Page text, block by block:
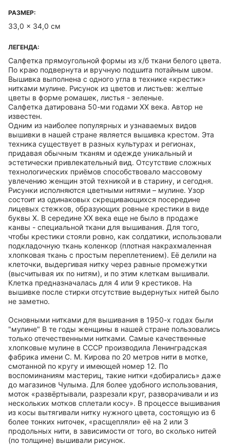
РАЗМЕР:
33,0 x 34,0 см
ЛЕГЕНДА:
Салфетка прямоугольной формы из х/б ткани белого цвета.
По краю подвернута и вручную подшита потайным швом.
Вышивка выполнена с одного угла в технике «крестик»
нитками мулине. Рисунок из цветов и листьев: желтые
цветы в форме ромашек, листья - зеленые.
Салфетка датирована 50-ми годами ХХ века. Автор не
известен.
Одним из наиболее популярных и узнаваемых видов
вышивки в нашей стране является вышивка крестом. Эта
техника существует в разных культурах и регионах,
придавая обычным тканям и одежде уникальный и
эстетически привлекательный вид. Отсутствие сложных
технологических приёмов способствовало массовому
увлечению женщин этой техникой и в старину, и сегодня.
Рисунки исполняются цветными нитями – мулине. Узор
состоит из одинаковых скрещивающихся посередине
лицевых стежков, образующих ровные крестики в виде
буквы Х. В середине ХХ века еще не было в продаже
канвы - специальной ткани для вышивания. Для того,
чтобы крестики стояли ровно, как солдатики, использовали
подкладочную ткань коленкор (плотная накрахмаленная
хлопковая ткань с простым переплетением). Её делили на
клеточки, выдергивая нитку через равные промежутки
(высчитывая их по нитям), и по этим клеткам вышивали.
Клетка предназначалась для 4 или 9 крестиков. На
вышивке после стирки отсутствие выдернутых нитей было
не заметно.
Основными нитками для вышивания в 1950-х годах были
"мулине" В те годы женщины в нашей стране пользовались
только отечественными нитками. Самые качественные
хлопковые мулине в СССР производила Ленинградская
фабрика имени С. М. Кирова по 20 метров нити в мотке,
смотанной по кругу и имеющей номер 12. По
воспоминаниям мастериц, такие нитки «добирались» даже
до магазинов Чулыма. Для более удобного использования,
моток «развёртывали, разрезали круг, разворачивали и из
нескольких мотков сплетали косу». В процессе вышивания
из косы вытягивали нитку нужного цвета, состоящую из 6
более тонких ниточек, «расщепляли» её на 2 или 3
продольных нити, в зависимости от того, во сколько нитей
(по толщине) вышивали рисунок.